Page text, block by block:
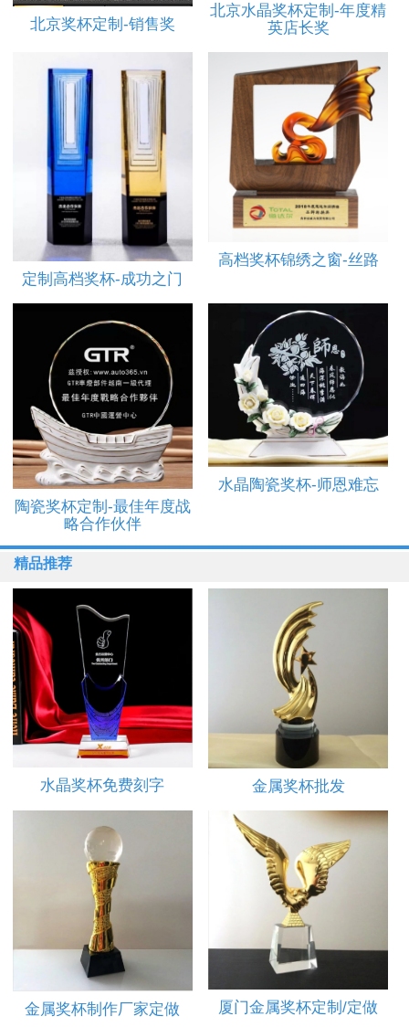
北京奖杯定制-销售奖
北京水晶奖杯定制-年度精
英店长奖
定制高档奖杯-成功之门
高档奖杯锦绣之窗-丝路
陶瓷奖杯定制-最佳年度战
略合作伙伴
水晶陶瓷奖杯-师恩难忘
精品推荐
水晶奖杯免费刻字 金属奖杯批发
金属奖杯制作厂家定做 厦门金属奖杯定制/定做